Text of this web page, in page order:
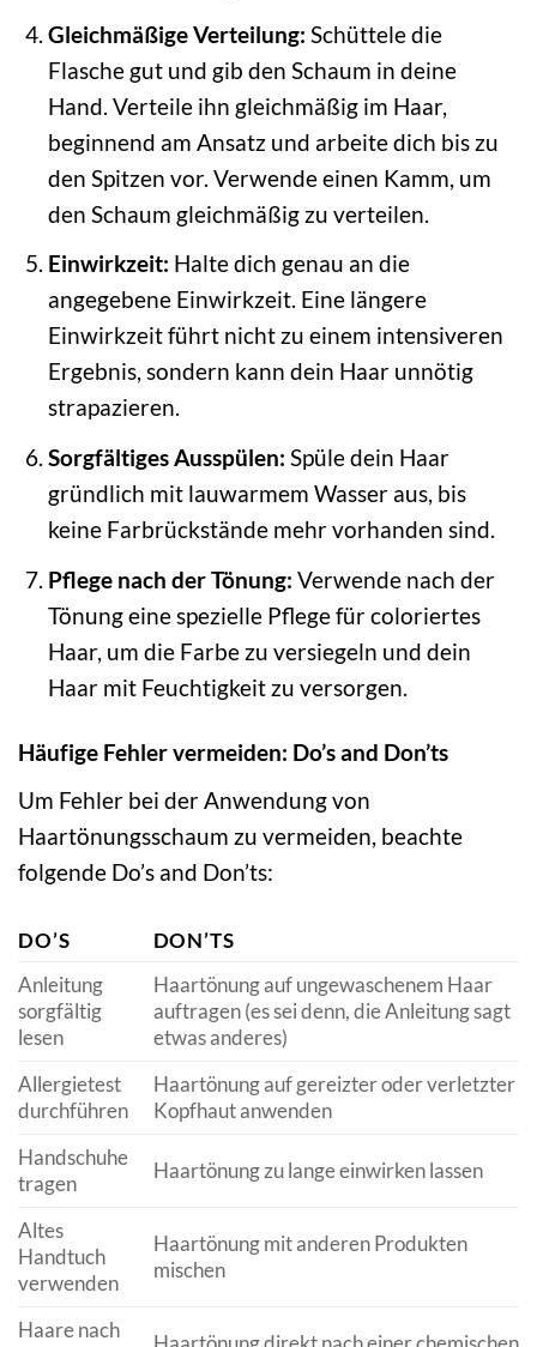
Gleichmäßige Verteilung: Schüttele die
Flasche gut und gib den Schaum in deine
Hand. Verteile ihn gleichmäßig im Haar,
beginnend am Ansatz und arbeite dich bis zu
den Spitzen vor. Verwende einen Kamm, um
den Schaum gleichmäßig zu verteilen.
Einwirkzeit: Halte dich genau an die
angegebene Einwirkzeit. Eine längere
Einwirkzeit führt nicht zu einem intensiveren
Ergebnis, sondern kann dein Haar unnötig
strapazieren.
Sorgfältiges Ausspülen: Spüle dein Haar
gründlich mit lauwarmem Wasser aus, bis
keine Farbrückstände mehr vorhanden sind.
Pflege nach der Tönung: Verwende nach der
Tönung eine spezielle Pflege für coloriertes
Haar, um die Farbe zu versiegeln und dein
Haar mit Feuchtigkeit zu versorgen.
Häufige Fehler vermeiden: Do’s and Don’ts
Um Fehler bei der Anwendung von
Haartönungsschaum zu vermeiden, beachte
folgende Do’s and Don’ts:
DO’S
DON’TS
Anleitung
sorgfältig
lesen
Haartönung auf ungewaschenem Haar
auftragen (es sei denn, die Anleitung sagt
etwas anderes)
Allergietest
durchführen
Haartönung auf gereizter oder verletzter
Kopfhaut anwenden
Handschuhe
tragen
Haartönung zu lange einwirken lassen
Altes
Handtuch
verwenden
Haartönung mit anderen Produkten
mischen
Haare nach